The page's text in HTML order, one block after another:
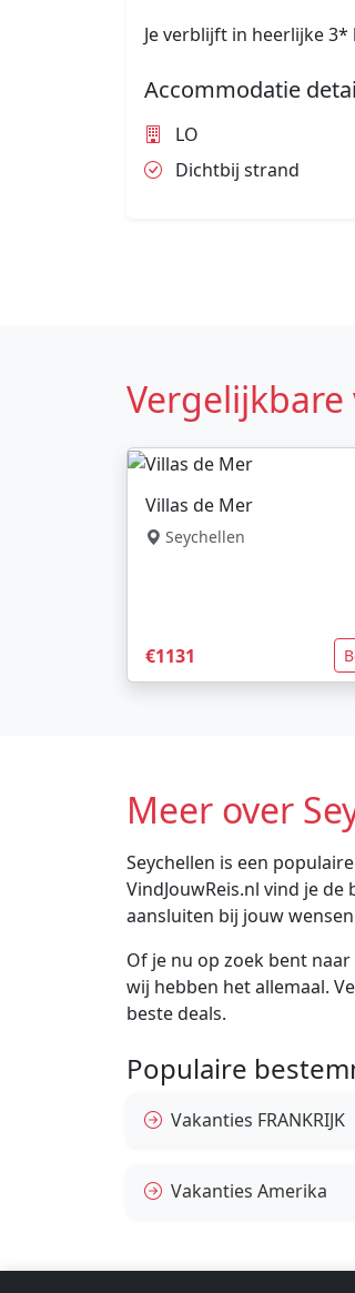
Je verblijft in heerlijke
Accommodatie
LO
Dichtbij strand
Villas de Mer
Seychellen
€1131
Meer over
Seychellen is een
VindJouwReis.nl vind je
aansluiten bij jouw
Of je nu op zoek bent
wij hebben het allemaal.
beste deals.
Populaire
Vakanties FRANKRIJK
Vakanties Amerika